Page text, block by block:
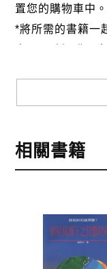
置您的購物車中
*將所需的書籍一
2.銀行轉帳:選擇
五碼，並於三日
劃撥單，匯款者
核銷作業。
相關書籍